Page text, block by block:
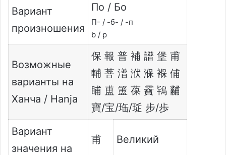
Вариант
произношения
По / Бо
П- / -б- / -п
b / p
Возможные
варианты на
Ханча / Hanja
保 報 普 補 譜 堡 甫
輔 菩 潽 洑 湺 褓 俌
䀯 盙 簠 葆 靌 鴇 黼
寶/宝/珤/㻄 步/歩
Вариант
значения на
甫 Великий